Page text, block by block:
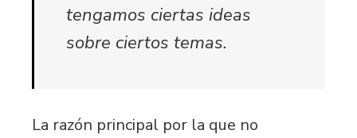
tengamos ciertas ideas
sobre ciertos temas.
La razón principal por la que no